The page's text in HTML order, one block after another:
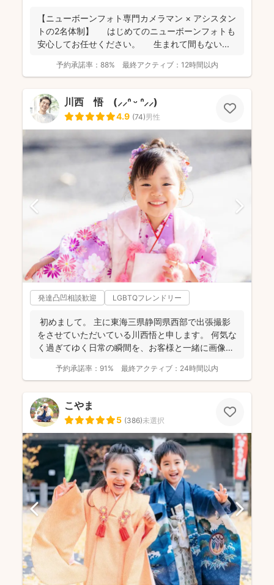
【ニューボーンフォト専門カメラマン × アシスタン
トの2名体制】 はじめてのニューボーンフォトも
安心してお任せください。 生まれて間もない...
予約承諾率： 88% 最終アクティブ： 12時間以内
川西 悟 (⸝⸝ᐢ ᵕ ᐢ⸝⸝)
4.9 (74)男性
発達凸凹相談歓迎 LGBTQフレンドリー
初めまして。 主に東海三県静岡県西部で出張撮影
をさせていただいている川西悟と申します。 何気な
く過ぎてゆく日常の瞬間を、お客様と一緒に画像と
予約承諾率： 91% 最終アクティブ： 24時間以内
こやま
5 (386)未選択